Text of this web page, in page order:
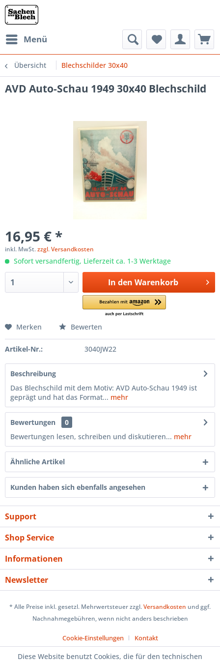
Menü
Übersicht Blechschilder 30x40
AVD Auto-Schau 1949 30x40 Blechschild
16,95 € *
inkl. MwSt.zzgl. Versandkosten
Sofort versandfertig, Lieferzeit ca. 1-3 Werktage
In den Warenkorb
Merken Bewerten
Artikel-Nr.: 3040JW22
Beschreibung
Das Blechschild mit dem Motiv: AVD Auto-Schau 1949 ist
geprägt und hat das Format... mehr
Bewertungen
0
Bewertungen lesen, schreiben und diskutieren... mehr
Ähnliche Artikel
Kunden haben sich ebenfalls angesehen
Support
Shop Service
Informationen
Newsletter
* Alle Preise inkl. gesetzl. Mehrwertsteuer zzgl.Versandkosten und ggf.
Nachnahmegebühren, wenn nicht anders beschrieben
Cookie-Einstellungen Kontakt
Diese Website benutzt Cookies, die für den technischen